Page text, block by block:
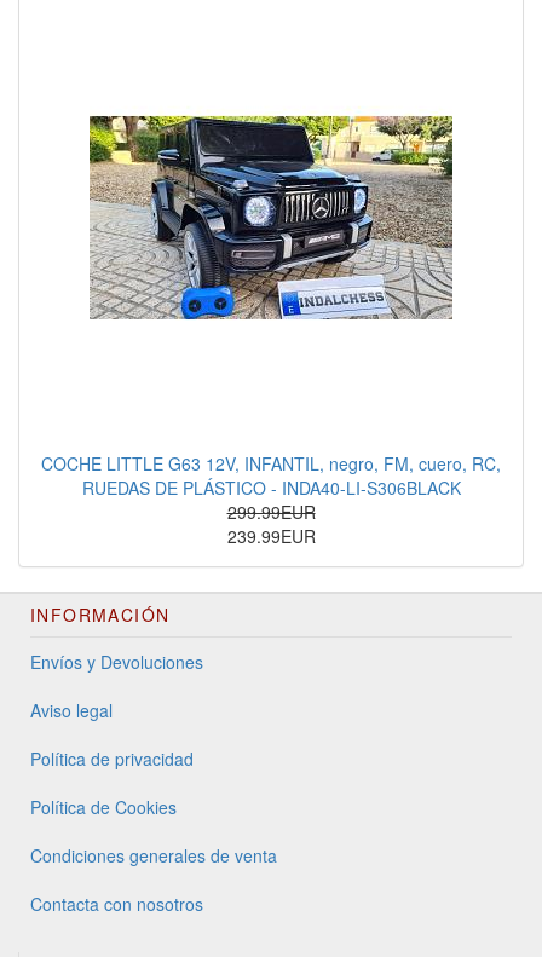
COCHE LITTLE G63 12V, INFANTIL, negro, FM, cuero, RC,
RUEDAS DE PLÁSTICO - INDA40-LI-S306BLACK
299.99EUR
239.99EUR
INFORMACIÓN
Envíos y Devoluciones
Aviso legal
Política de privacidad
Política de Cookies
Condiciones generales de venta
Contacta con nosotros